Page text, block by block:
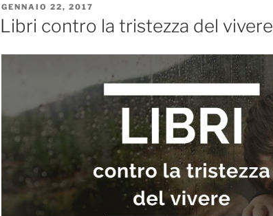
PUBBLICATO
IL
GENNAIO 22, 2017
Libri contro la tristezza del vivere